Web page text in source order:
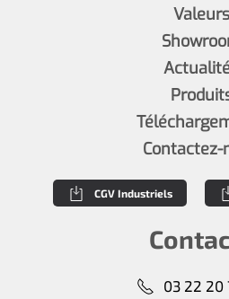
Valeurs
Contactez-
CGV Industriels
03 22 20